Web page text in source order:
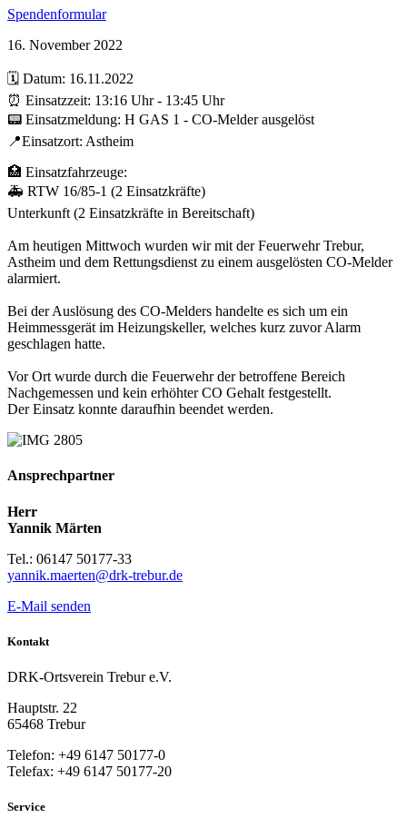
Spendenformular
16. November 2022
🗓️ Datum: 16.11.2022
⏰ Einsatzzeit: 13:16 Uhr - 13:45 Uhr
📟 Einsatzmeldung: H GAS 1 - CO-Melder ausgelöst
📍Einsatzort: Astheim
🏥 Einsatzfahrzeuge:
🚑 RTW 16/85-1 (2 Einsatzkräfte)
Unterkunft (2 Einsatzkräfte in Bereitschaft)
Am heutigen Mittwoch wurden wir mit der Feuerwehr Trebur,
Astheim und dem Rettungsdienst zu einem ausgelösten CO-Melder
alarmiert.
Bei der Auslösung des CO-Melders handelte es sich um ein
Heimmessgerät im Heizungskeller, welches kurz zuvor Alarm
geschlagen hatte.
Vor Ort wurde durch die Feuerwehr der betroffene Bereich
Nachgemessen und kein erhöhter CO Gehalt festgestellt.
Der Einsatz konnte daraufhin beendet werden.
Ansprechpartner
Herr
Yannik Märten
Tel.: 06147 50177-33
yannik.maerten@drk-trebur.de
E-Mail senden
Kontakt
DRK-Ortsverein Trebur e.V.
Hauptstr. 22
65468 Trebur
Telefon: +49 6147 50177-0
Telefax: +49 6147 50177-20
Service